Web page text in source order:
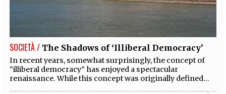
SOCIETÀ / The Shadows of ‘Illiberal Democracy’
In recent years, somewhat surprisingly, the concept of
“illiberal democracy” has enjoyed a spectacular
renaissance. While this concept was originally defined...